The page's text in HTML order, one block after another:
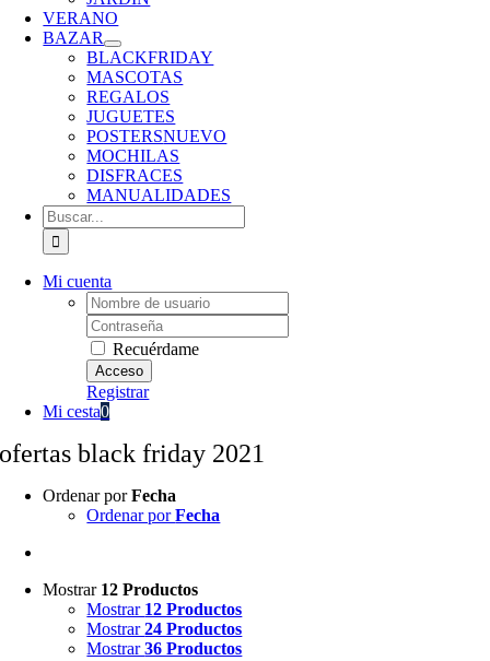
VERANO
BAZAR
BLACKFRIDAY
MASCOTAS
REGALOS
JUGUETES
POSTERSNUEVO
MOCHILAS
DISFRACES
MANUALIDADES
Buscar:
Mi cuenta
Username:
Password:
Recuérdame
Registrar
Mi cesta0
ofertas black friday 2021
Ordenar porFecha
Ordenar porFecha
Mostrar 12 Productos
Mostrar 12 Productos
Mostrar24 Productos
Mostrar36 Productos